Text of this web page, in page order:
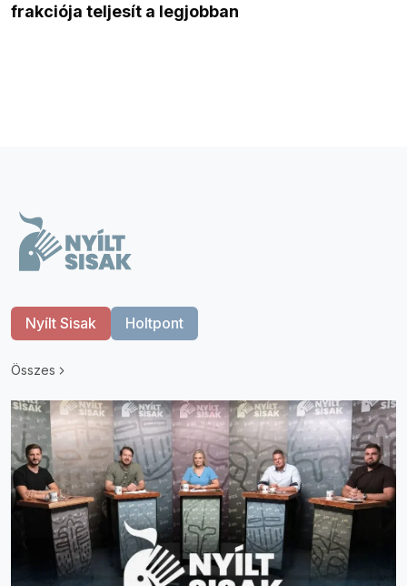
frakciója teljesít a legjobban
Nyílt Sisak Holtpont
Összes